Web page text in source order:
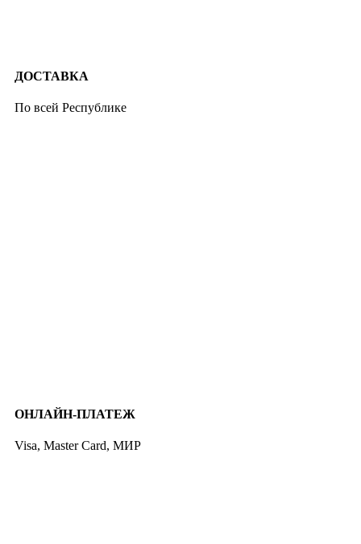
ДОСТАВКА
По всей Республике
ОНЛАЙН-ПЛАТЕЖ
Visa, Master Card, МИР